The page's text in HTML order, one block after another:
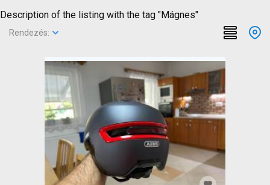
Description of the listing with the tag "Mágnes"
Rendezés: